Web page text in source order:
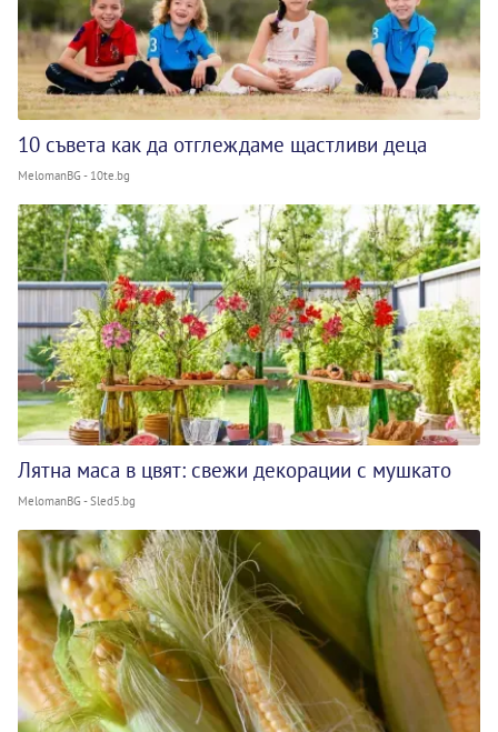
10 съвета как да отглеждаме щастливи деца
MelomanBG - 10te.bg
Лятна маса в цвят: свежи декорации с мушкато
MelomanBG - Sled5.bg